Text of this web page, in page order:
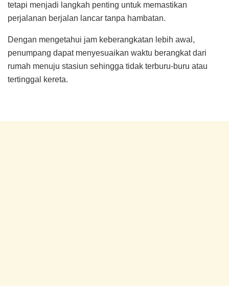
tetapi menjadi langkah penting untuk memastikan
perjalanan berjalan lancar tanpa hambatan.
Dengan mengetahui jam keberangkatan lebih awal,
penumpang dapat menyesuaikan waktu berangkat dari
rumah menuju stasiun sehingga tidak terburu-buru atau
tertinggal kereta.